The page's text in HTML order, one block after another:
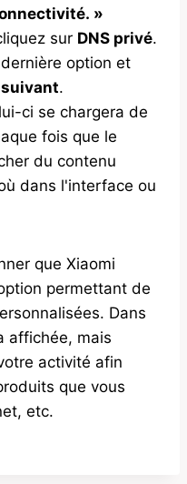
»
sur DNS privé.
option et
.
ci se chargera de
fois que le
du contenu
dans l'interface ou
que Xiaomi
permettant de
Dans
affichée, mais
activité afin
que vous
etc.